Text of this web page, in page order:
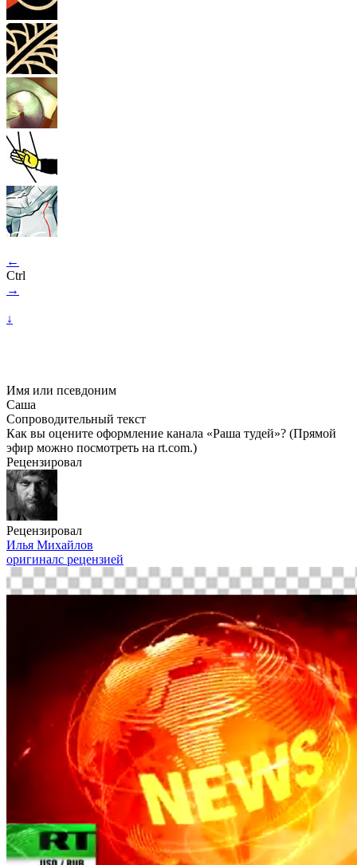
←
Ctrl
→
↓
Имя или псевдоним
Саша
Сопроводительный текст
Как вы оцените оформление канала «Раша тудей»? (Прямой
эфир можно посмотреть на rt.com.)
Рецензировал
Рецензировал
Илья Михайлов
оригиналс рецензией